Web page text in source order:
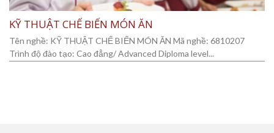
KỸ THUẬT CHẾ BIẾN MÓN ĂN
Tên nghề: KỸ THUẬT CHẾ BIẾN MÓN ĂN Mã nghề: 6810207
Trình độ đào tạo: Cao đẳng/ Advanced Diploma level...